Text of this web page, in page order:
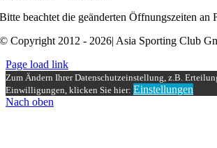
Bitte beachtet die geänderten Öffnungszeiten an
© Copyright 2012 - 2026| Asia Sporting Club
Page load link
Zum Ändern Ihrer Datenschutzeinstellung, z.B.
Einwilligungen, klicken Sie hier: Einstellungen
Nach oben